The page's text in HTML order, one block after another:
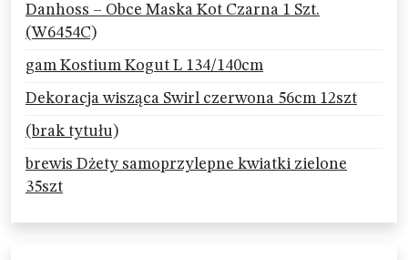
Danhoss – Obce Maska Kot Czarna 1 Szt.
(W6454C)
gam Kostium Kogut L 134/140cm
Dekoracja wisząca Swirl czerwona 56cm 12szt
(brak tytułu)
brewis Dżety samoprzylepne kwiatki zielone
35szt